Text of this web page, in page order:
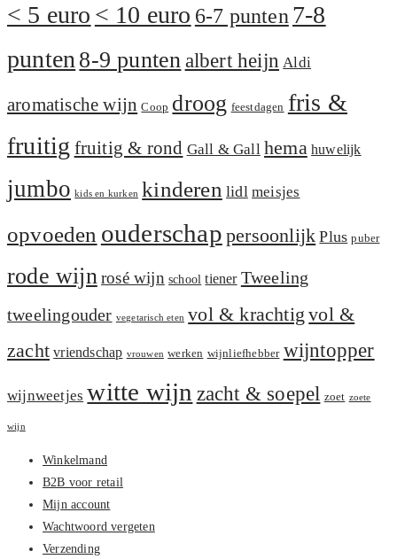
< 5 euro < 10 euro 6-7 punten 7-8
punten 8-9 puntenalbert heijn Aldi
aromatische wijn Coop droog feestdagen fris &
fruitig fruitig & rond Gall & Gall hema huwelijk
jumbo kids en kurken kinderen lidl meisjes
opvoeden ouderschap persoonlijk Plus puber
rode wijn rosé wijn school tiener Tweeling
tweelingouder vegetarisch eten vol & krachtig vol &
zacht vriendschap vrouwen werken wijnliefhebber wijntopper
wijnweetjes witte wijn zacht & soepel zoet zoete
wijn
Winkelmand
B2B voor retail
Mijn account
Wachtwoord vergeten
Verzending